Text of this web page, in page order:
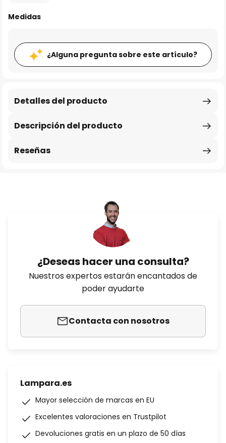
Medidas
¿Alguna pregunta sobre este artículo?
Descripción del producto
Detalles del producto
Reseñas
¿Deseas hacer una consulta?
Nuestros expertos estarán encantados de
poder ayudarte
Contacta con nosotros
Lampara.es
Mayor selección de marcas en EU
Excelentes valoraciones en Trustpilot
Devoluciones gratis en un plazo de 50 días